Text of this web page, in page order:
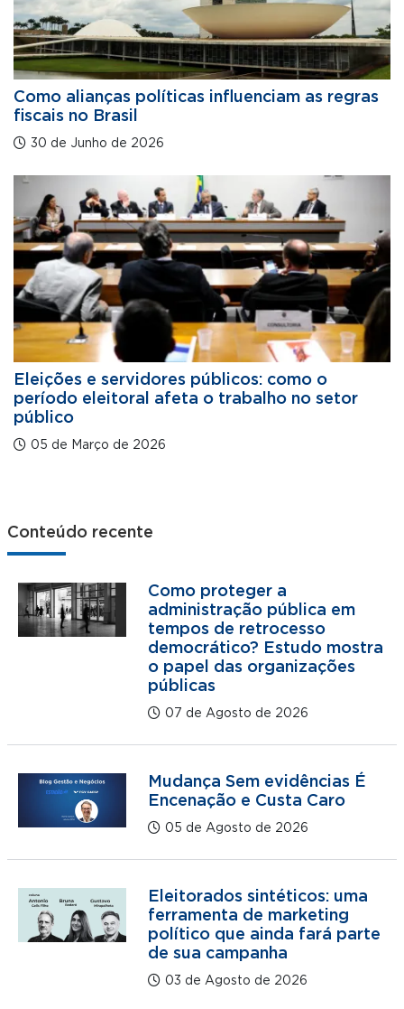
Como alianças políticas influenciam as regras
fiscais no Brasil
30 de Junho de 2026
Eleições e servidores públicos: como o
período eleitoral afeta o trabalho no setor
público
05 de Março de 2026
Conteúdo recente
Como proteger a
administração pública em
tempos de retrocesso
democrático? Estudo mostra
o papel das organizações
públicas
07 de Agosto de 2026
Mudança Sem evidências É
Encenação e Custa Caro
05 de Agosto de 2026
Eleitorados sintéticos: uma
ferramenta de marketing
político que ainda fará parte
de sua campanha
03 de Agosto de 2026